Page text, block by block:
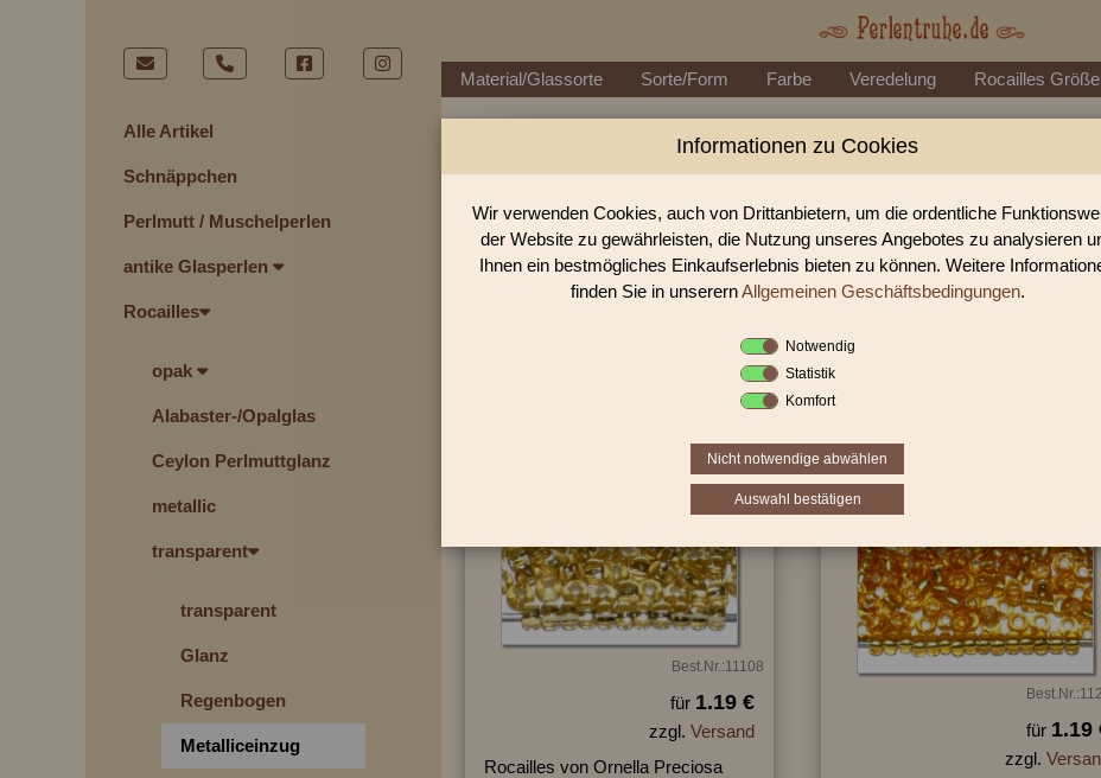
Alle Artikel
Schnäppchen
Perlmutt / Muschelperlen
antike Glasperlen
Rocailles
opak
Alabaster-/Opalglas
Ceylon Perlmuttglanz
metallic
transparent
transparent
Glanz
Regenbogen
Metalliceinzug
Material/Glassorte Sorte/Form Farbe Veredelung Rocailles
Perlen Shop für Rocailles transparent
In unserem Perlen Shop finden sie zahlreich Rocailles transparent
Sie befinden sich in folgender
transparent
Best.Nr.:11108
für 1.19 €
zzgl. Versand
Rocailles von Ornella Preciosa
für 1.19
zzgl.
Informationen zu Cookies
Wir verwenden Cookies, auch von Drittanbietern, um die ordentliche
der Website zu gewährleisten, die Nutzung unseres Angebotes zu analysieren
Ihnen ein bestmögliches Einkaufserlebnis bieten zu können. Weitere
finden Sie in unserernAllgemeinen Geschäftsbedingungen.
Notwendig
Statistik
Komfort
Nicht notwendige abwählen
Auswahl bestätigen